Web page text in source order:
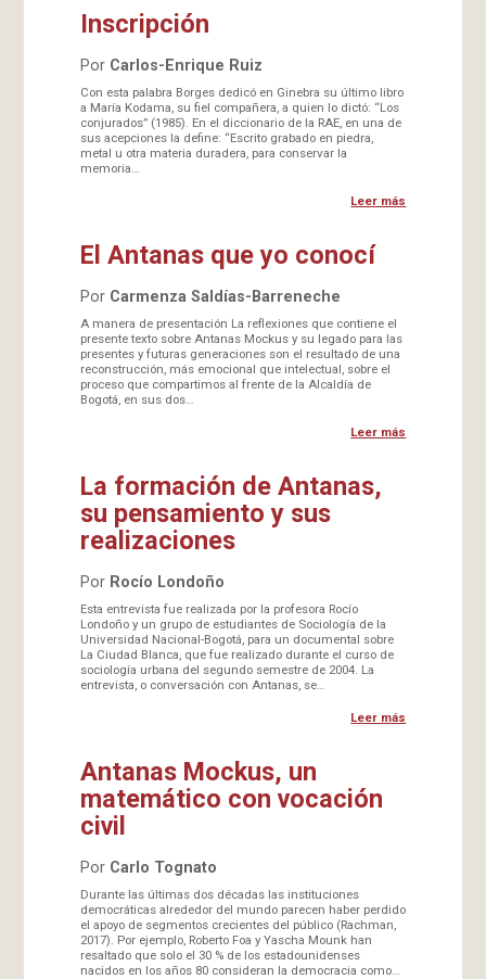
Inscripción
Por Carlos-Enrique Ruiz
Con esta palabra Borges dedicó en Ginebra su último libro
a María Kodama, su fiel compañera, a quien lo dictó: “Los
conjurados” (1985). En el diccionario de la RAE, en una de
sus acepciones la define: “Escrito grabado en piedra,
metal u otra materia duradera, para conservar la
memoria…
Leer más
El Antanas que yo conocí
Por Carmenza Saldías-Barreneche
A manera de presentación La reflexiones que contiene el
presente texto sobre Antanas Mockus y su legado para las
presentes y futuras generaciones son el resultado de una
reconstrucción, más emocional que intelectual, sobre el
proceso que compartimos al frente de la Alcaldía de
Bogotá, en sus dos…
Leer más
La formación de Antanas,
su pensamiento y sus
realizaciones
Por Rocío Londoño
Esta entrevista fue realizada por la profesora Rocío
Londoño y un grupo de estudiantes de Sociología de la
Universidad Nacional-Bogotá, para un documental sobre
La Ciudad Blanca, que fue realizado durante el curso de
sociología urbana del segundo semestre de 2004. La
entrevista, o conversación con Antanas, se…
Leer más
Antanas Mockus, un
matemático con vocación
civil
Por Carlo Tognato
Durante las últimas dos décadas las instituciones
democráticas alrededor del mundo parecen haber perdido
el apoyo de segmentos crecientes del público (Rachman,
2017). Por ejemplo, Roberto Foa y Yascha Mounk han
resaltado que solo el 30 % de los estadounidenses
nacidos en los años 80 consideran la democracia como…